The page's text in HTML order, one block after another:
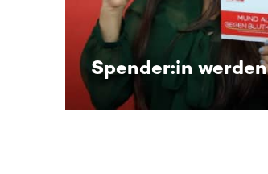
Spender:in werden